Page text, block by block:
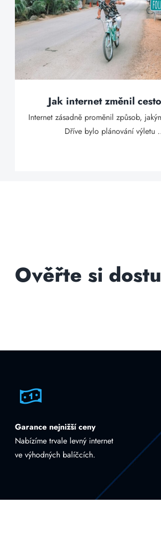
Jak internet změnil
Internet zásadně proměnil způsob,
Dříve bylo plánování výletu
Ověřte si
Garance nejnižší ceny
Nabízíme trvale levný internet
ve výhodných balíčcích.